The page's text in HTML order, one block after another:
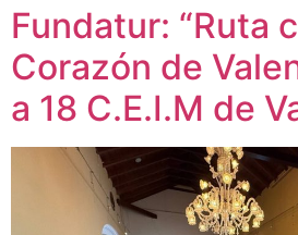
Fundatur: “Ruta
Corazón de
a 18 C.E.I.M de